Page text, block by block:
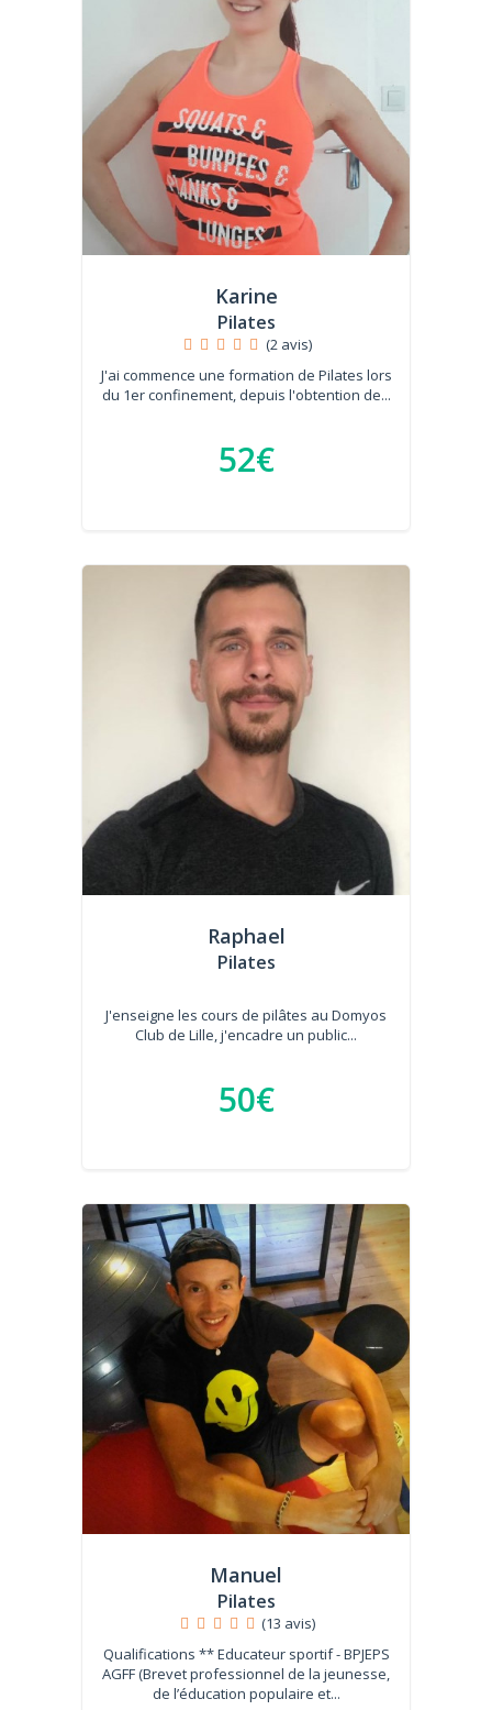
Karine
Pilates
(2 avis)
J'ai commence une formation de Pilates lors
du 1er confinement, depuis l'obtention de...
52€
Raphael
Pilates
J'enseigne les cours de pilâtes au Domyos
Club de Lille, j'encadre un public...
50€
Manuel
Pilates
(13 avis)
Qualifications ** Educateur sportif - BPJEPS
AGFF (Brevet professionnel de la jeunesse,
de l’éducation populaire et...